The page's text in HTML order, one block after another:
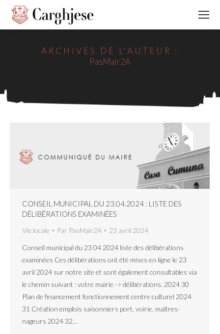
ARCHIVES DE L'AUTEUR :
PasMair2A
CONSEIL MUNICIPAL DU 23.04.2024 : LISTE DES
DÉLIBÉRATIONS EXAMINÉES
Vie locale Par PasMair2A 23 avril 2024
Conseil municipal du 23 04 2024 liste des délibérations
examinées Ces délibérations ont été mises en ligne le 23
avril 2024 sur notre site et sont également consultables via
le chemin suivant : votre mairie -> délibérations. 2024 30
Plan de financement fonctionnement centre culturel 2024
31 Création emplois saisonniers port, voirie, maîtres-
nageurs 2024 32…